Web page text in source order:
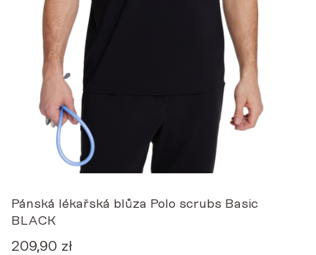
Pánská lékařská blůza Polo scrubs Basic
BLACK
209,90 zł